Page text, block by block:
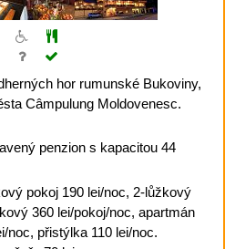
hor rumunské Bukoviny,
Câmpulung Moldovenesc.
penzion s kapacitou 44
pokoj 190 lei/noc, 2-lůžkový
360 lei/pokoj/noc, apartmán
noc, přistýlka 110 lei/noc.